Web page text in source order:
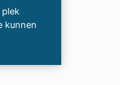
kunnen